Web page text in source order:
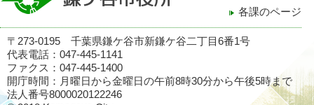
各課のページ
〒273-0195 千葉県鎌ケ谷市新鎌ケ谷二丁目6番1号
代表電話：047-445-1141
ファクス：047-445-1400
開庁時間：月曜日から金曜日の午前8時30分から午後5時まで
法人番号8000020122246